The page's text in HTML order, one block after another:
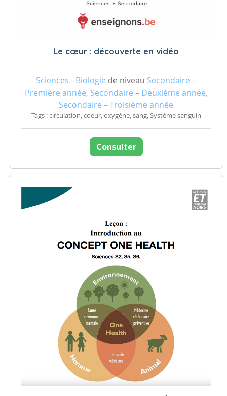
Le cœur : découverte en vidéo
Sciences - Biologie de niveau Secondaire –
Première année, Secondaire – Deuxième année,
Secondaire – Troisième année
Tags : circulation, coeur, oxygène, sang, Système sanguin
Consulter